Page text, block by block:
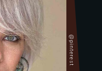
@pinterest